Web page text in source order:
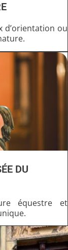
d’orientation ou
DU
équestre et